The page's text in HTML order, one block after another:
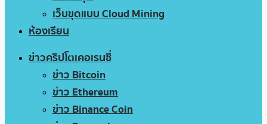
เว็บขุดแบบ Cloud Mining
ห้องเรียน
ข่าวคริปโตเคอเรนซี่
ข่าว Bitcoin
ข่าว Ethereum
ข่าว Binance Coin